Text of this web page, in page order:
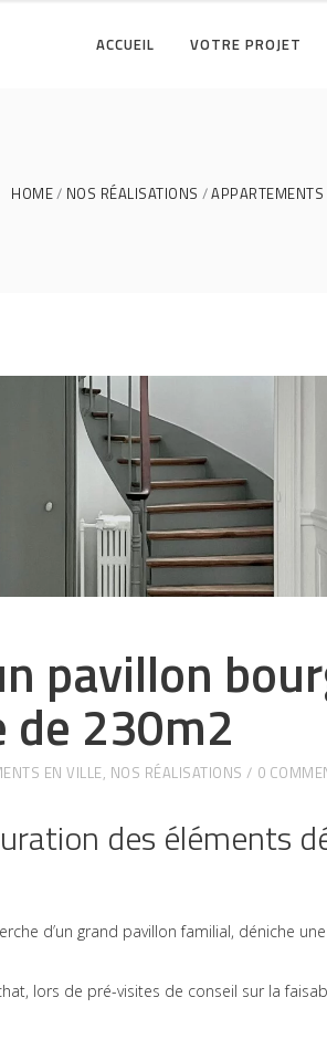
ACCUEIL VOTRE PROJET
HOME NOS RÉALISATIONS APPARTEMENTS
pavillon
de 230m2
EN VILLE, NOS RÉALISATIONS 0
des éléments
d’un grand pavillon familial, déniche
lors de pré-visites de conseil sur la